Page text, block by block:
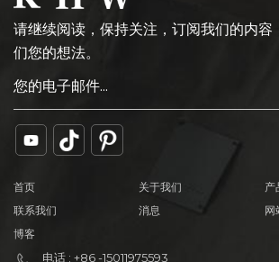
请继续阅读，保持关注，订阅我们的内容
们您的想法。
首页 关于我们
产
联系我们
消息
网
博客
电话 : +86 -15011975593